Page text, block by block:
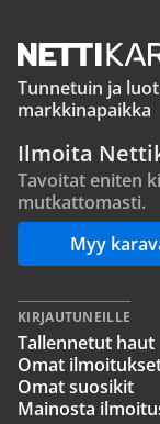
Tunnetuin ja
markkinapaikka
Ilmoita
Tavoitat eniten
mutkattomasti.
Myy
KIRJAUTUNEILLE
Tallennetut haut
Omat
Omat suosikit
Mainosta